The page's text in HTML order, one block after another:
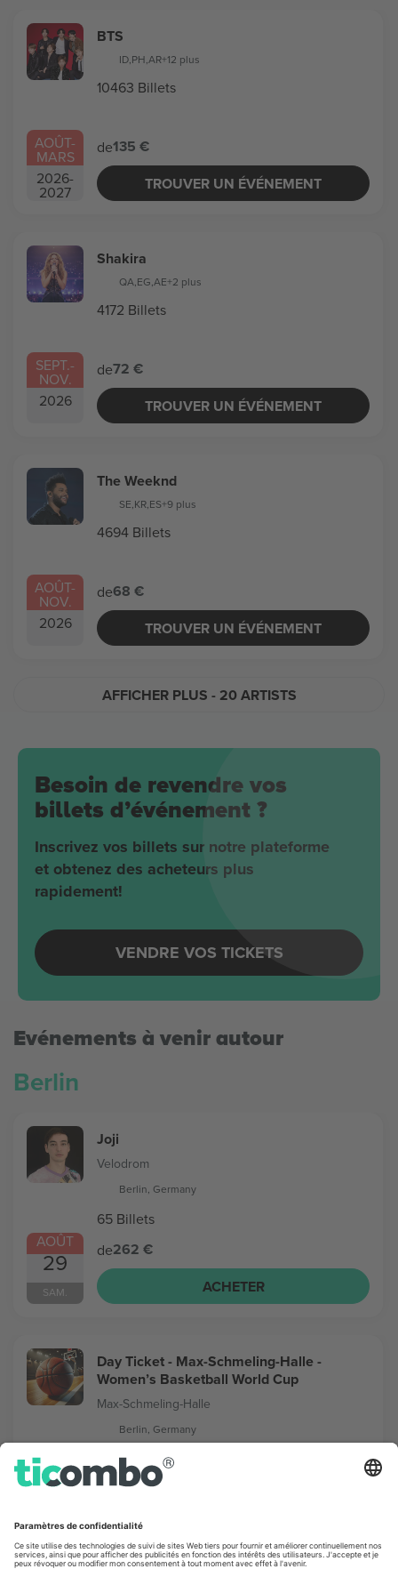
AOÛT-
MARS
2026-
2027
BTS
ID,PH,AR+12 plus
10463 Billets
de135 €
TROUVER UN ÉVÉNEMENT
SEPT.-
NOV.
2026
Shakira
QA,EG,AE+2 plus
4172 Billets
de72 €
TROUVER UN ÉVÉNEMENT
AOÛT-
NOV.
2026
The Weeknd
SE,KR,ES+9 plus
4694 Billets
de68 €
TROUVER UN ÉVÉNEMENT
AFFICHER PLUS - 20 ARTISTS
Besoin de revendre vos
billets d’événement ?
Inscrivez vos billets sur notre plateforme
et obtenez des acheteurs plus
rapidement!
VENDRE VOS TICKETS
Evénements à venir autour
Berlin
AOÛT
29
SAM.
Joji
Velodrom
Berlin, Germany
65 Billets
de262 €
ACHETER
SEPT.
4
Day Ticket - Max-Schmeling-Halle -
Women’s Basketball World Cup
Max-Schmeling-Halle
Berlin, Germany
16 Billets
de284 €